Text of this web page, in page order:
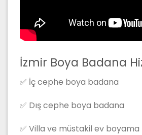
İzmir Boya Badana
✅ İç cephe boya badana
✅ Dış cephe boya badana
✅ Villa ve müstakil ev boyama